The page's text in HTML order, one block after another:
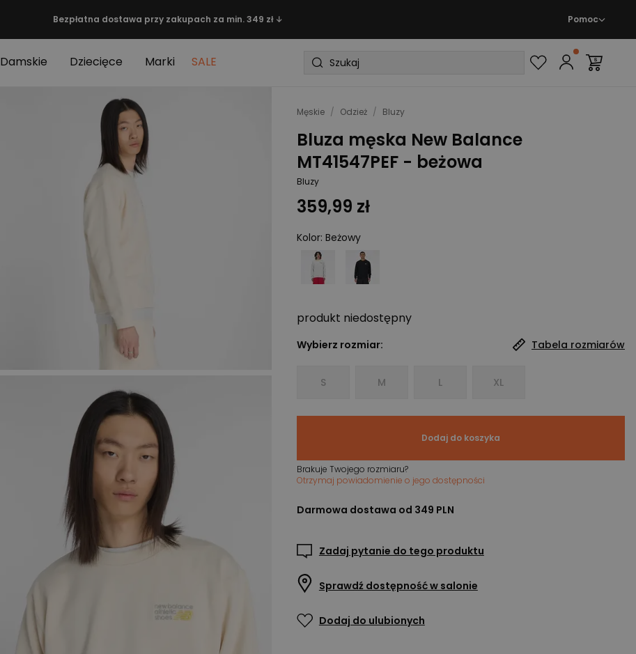
Bezpłatna dostawa przy zakupach za min. 349 zł ↓ Pomoc
Damskie Dziecięce Marki SALE
Męskie / Odzież / Bluzy
Bluza męska New Balance
MT41547PEF - beżowa
Bluzy
359,99 zł
Kolor: Beżowy
produkt niedostępny
Wybierz rozmiar: Tabela rozmiarów
S M L XL
Dodaj do koszyka
Brakuje Twojego rozmiaru?
Otrzymaj powiadomienie o jego dostępności
Darmowa dostawa od 349 PLN
Zadaj pytanie do tego produktu
Sprawdź dostępność w salonie
Dodaj do ulubionych